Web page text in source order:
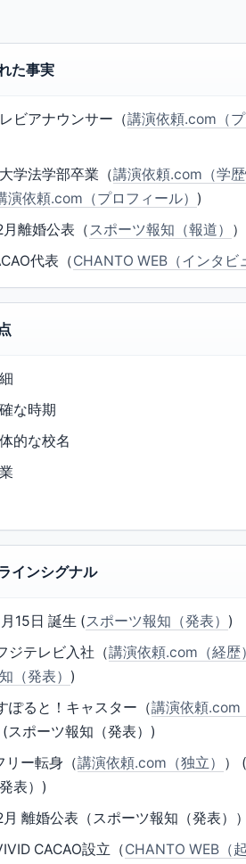
た事実
ビアナウンサー（講演依頼.com（
学法学部卒業（講演依頼.com（学
演依頼.com（プロフィール） )
離婚公表（ スポーツ報知（報道） ）
代表（CHANTO WEB（インタビ
な時期
的な校名
インシグナル
15日 誕生 (スポーツ報知（発表） )
ジテレビ入社（講演依頼.com（経歴
（発表） )
ぽると！キャスター（講演依頼.com
(スポーツ報知（発表）)
リー転身（講演依頼.com（独立） ）
表）)
月 離婚公表（スポーツ報知（発表）
CACAO設立（CHANTO WEB（